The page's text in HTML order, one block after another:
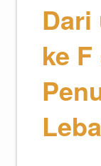
ke F